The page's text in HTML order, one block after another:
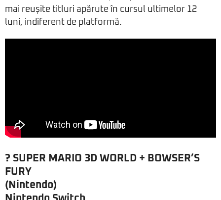
mai reușite titluri apărute în cursul ultimelor 12
luni, indiferent de platformă.
? SUPER MARIO 3D WORLD + BOWSER’S
FURY
(Nintendo)